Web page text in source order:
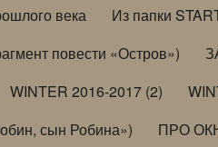
века Из папки
повести «Остров»)
WINTER 2016-2017 (2)
сын Робина»)
ПРО